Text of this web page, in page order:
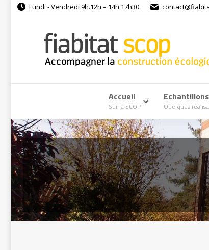
Lundi - Vendredi 9h.12h – 14h.17h30
Accueil–
Sur la SCOP Quelques
Vous êtes ici :